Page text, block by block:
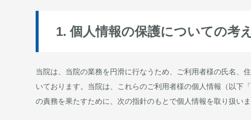
1. 個人情報の保護についての考
当院は、当院の業務を円滑に行なうため、ご利用者様の氏名、
いております。当院は、これらのご利用者様の個人情報（以下
の責務を果たすために、次の指針のもとで個人情報を取り扱いま